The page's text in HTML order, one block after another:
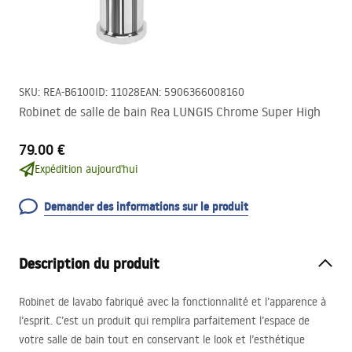
SKU: REA-B6100ID: 11028EAN: 5906366008160
Robinet de salle de bain Rea LUNGIS Chrome Super High
79.00 €
Expédition aujourd'hui
Demander des informations sur le produit
Description du produit
Robinet de lavabo fabriqué avec la fonctionnalité et l’apparence à
l’esprit. C’est un produit qui remplira parfaitement l’espace de
votre salle de bain tout en conservant le look et l’esthétique